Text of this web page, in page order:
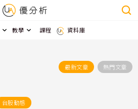
教學 課程 資料庫
最新文章 熱門文章
台股動態